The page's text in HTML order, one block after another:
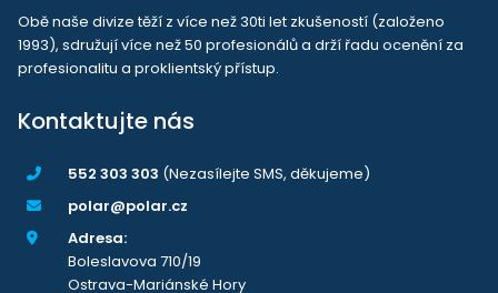
Obě naše divize těží z více než 30ti let zkušeností (založeno
1993), sdružují více než 50 profesionálů a drží řadu ocenění za
profesionalitu a proklientský přístup.
Kontaktujte nás
552 303 303 (Nezasílejte SMS, děkujeme)
polar@polar.cz
Adresa:
Boleslavova 710/19
Ostrava-Mariánské Hory